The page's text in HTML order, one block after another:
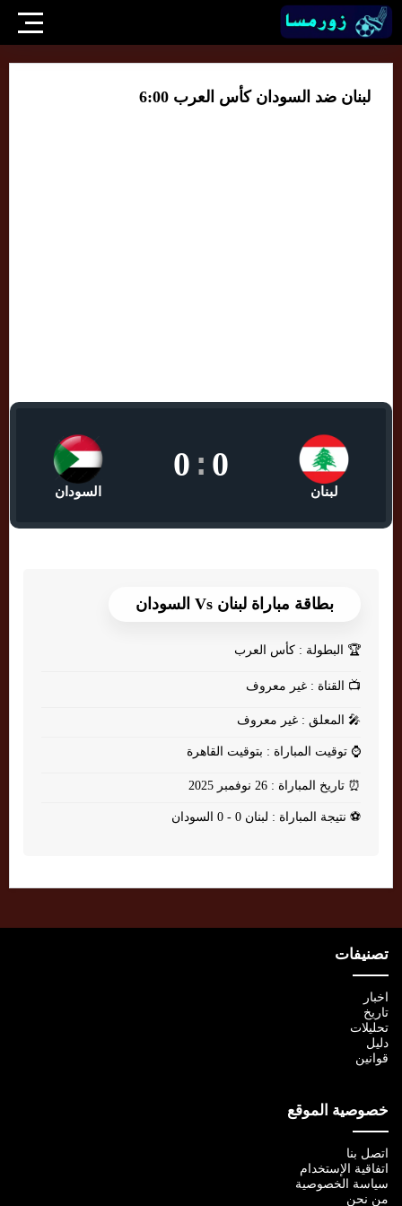
لبنان ضد السودان كأس العرب 6:00
لبنان
0
:
0
السودان
بطاقة مباراة لبنان Vs السودان
🏆 البطولة : كأس العرب
📺 القناة : غير معروف
🎤 المعلق : غير معروف
⌚ توقيت المباراة : بتوقيت القاهرة
⏰ تاريخ المباراة : 26 نوفمبر 2025
⚽ نتيجة المباراة : لبنان 0 - 0 السودان
تصنيفات
اخبار
تاريخ
تحليلات
دليل
قوانين
خصوصية الموقع
اتصل بنا
اتفاقية الإستخدام
سياسة الخصوصية
من نحن